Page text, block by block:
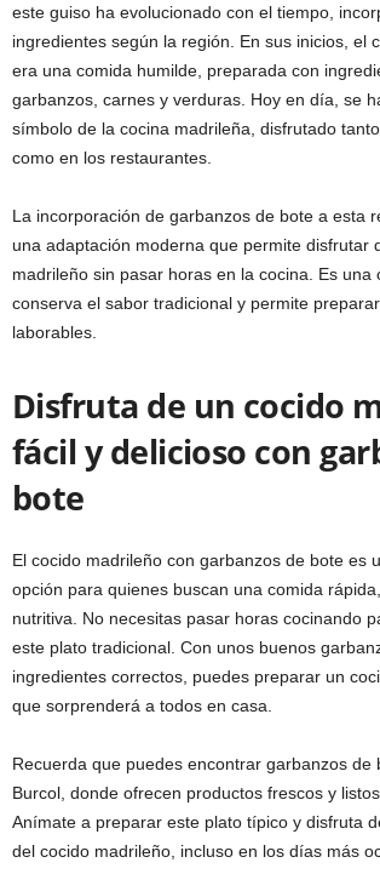
este guiso ha evolucionado con el tiempo,
ingredientes según la región. En sus inicios, el
era una comida humilde, preparada con
garbanzos, carnes y verduras. Hoy en día, se
símbolo de la cocina madrileña, disfrutado
como en los restaurantes.
La incorporación de garbanzos de bote a esta
una adaptación moderna que permite disfrutar
madrileño sin pasar horas en la cocina. Es una
conserva el sabor tradicional y permite
laborables.
Disfruta de un cocido
fácil y delicioso con
bote
El cocido madrileño con garbanzos de bote es
opción para quienes buscan una comida
nutritiva. No necesitas pasar horas cocinando
este plato tradicional. Con unos buenos
ingredientes correctos, puedes preparar un
que sorprenderá a todos en casa.
Recuerda que puedes encontrar garbanzos de
Burcol, donde ofrecen productos frescos y
Anímate a preparar este plato típico y disfruta
del cocido madrileño, incluso en los días más